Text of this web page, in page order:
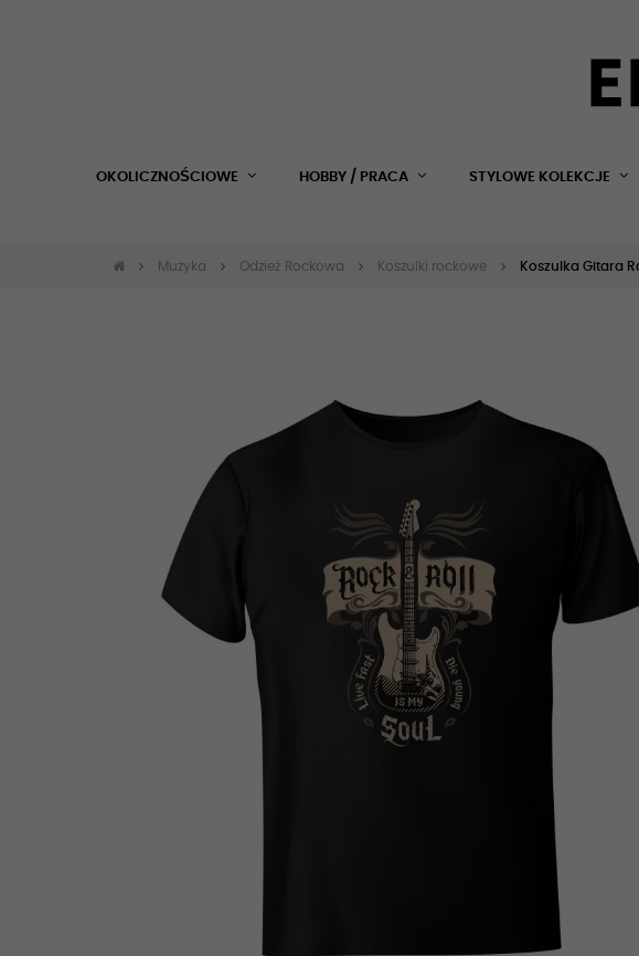
OKOLICZNOŚCIOWE HOBBY / PRACA STYLOWE KOLEKCJE
Muzyka Odzież Rockowa Koszulki rockowe Koszulka Gitara